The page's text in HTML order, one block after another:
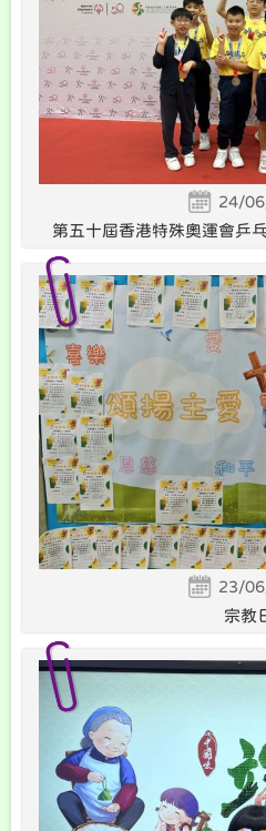
24/
第五十屆香港特殊奧運會乒
23/
宗教